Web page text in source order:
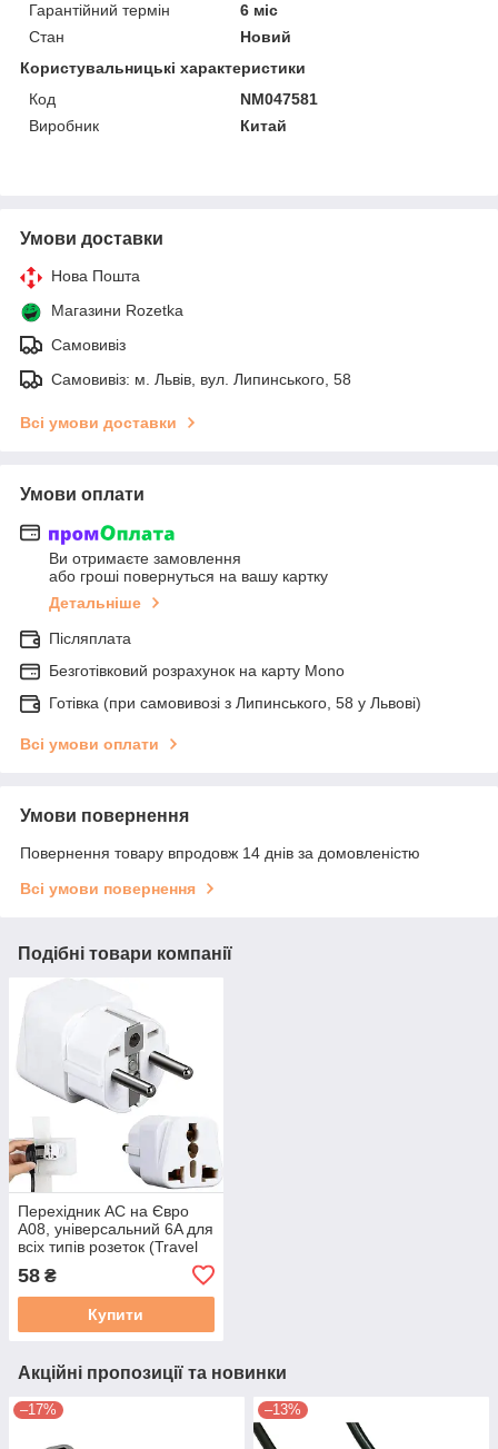
Гарантійний термін
6 міс
Стан
Новий
Користувальницькі характеристики
Код
NM047581
Виробник
Китай
Умови доставки
Нова Пошта
Магазини Rozetka
Самовивіз
Самовивіз: м. Львів, вул. Липинського, 58
Всі умови доставки
Умови оплати
Ви отримаєте замовлення
або гроші повернуться на вашу картку
Детальніше
Післяплата
Безготівковий розрахунок на карту Mono
Готівка (при самовивозі з Липинського, 58 у Львові)
Всі умови оплати
Умови повернення
Повернення товару впродовж 14 днів за домовленістю
Всі умови повернення
Подібні товари компанії
Перехідник AC на Євро
A08, універсальний 6A для
всіх типів розеток (Travel
новий
58 ₴
Купити
Акційні пропозиції та новинки
–17% –13%